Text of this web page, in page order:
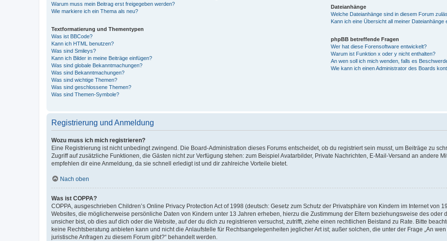
Warum muss mein Beitrag erst freigegeben werden?
Wie markiere ich ein Thema als neu?
Textformatierung und Thementypen
Was ist BBCode?
Kann ich HTML benutzen?
Was sind Smileys?
Kann ich Bilder in meine Beiträge einfügen?
Was sind globale Bekanntmachungen?
Was sind Bekanntmachungen?
Was sind wichtige Themen?
Was sind geschlossene Themen?
Was sind Themen-Symbole?
Dateianhänge
Welche Dateianhänge sind in diesem Forum
Kann ich eine Übersicht all meiner Dateianhänge
phpBB betreffende Fragen
Wer hat diese Forensoftware entwickelt?
Warum ist Funktion x oder y nicht enthalten?
An wen soll ich mich wenden, falls es
Wie kann ich einen Administrator des Boards
Registrierung und Anmeldung
Wozu muss ich mich registrieren?
Eine Registrierung ist nicht unbedingt zwingend. Die Board-Administration dieses Forums entscheidet, ob du registriert sein musst, um Beiträge zu
Zugriff auf zusätzliche Funktionen, die Gästen nicht zur Verfügung stehen: zum Beispiel Avatarbilder, Private Nachrichten, E-Mail-Versand an andere
empfehlen dir eine Anmeldung, da sie schnell erledigt ist und dir zahlreiche Vorteile bietet.
Nach oben
Was ist COPPA?
COPPA, ausgeschrieben Children’s Online Privacy Protection Act of 1998 (deutsch: Gesetz zum Schutz der Privatsphäre von Kindern im Internet von
Websites, die möglicherweise persönliche Daten von Kindern unter 13 Jahren erheben, hierzu die Zustimmung der Eltern beziehungsweise des oder
unsicher bist, ob dies auf dich oder die Website, auf der du dich zu registrieren versuchst, zutrifft, ziehe einen rechtlichen Beistand zu Rate. Bitte
keine Rechtsberatung anbieten kann und nicht die Anlaufstelle für Rechtsangelegenheiten jeglicher Art ist; außer solchen, die unter der Frage „An
juristische Anfragen zu diesem Forum gibt?“ behandelt werden.